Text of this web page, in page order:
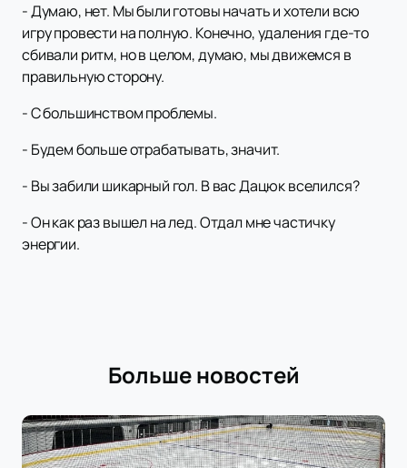
- Думаю, нет. Мы были готовы начать и хотели всю
игру провести на полную. Конечно, удаления где-то
сбивали ритм, но в целом, думаю, мы движемся в
правильную сторону.
- С большинством проблемы.
- Будем больше отрабатывать, значит.
- Вы забили шикарный гол. В вас Дацюк вселился?
- Он как раз вышел на лед. Отдал мне частичку
энергии.
Больше новостей